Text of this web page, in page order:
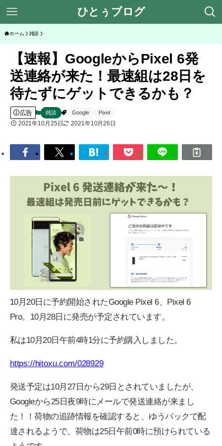
ひとぅブログ
ホーム 雑談
【速報】GoogleからPixel 6発
送連絡が来た！最速組は28日を
待たずにゲットできるかも？
広告 雑談 Google Pixel
2021年10月25日 2021年10月26日
10月20日に予約開始されたGoogle Pixel 6、Pixel 6
Pro。10月28日に発売が予定されています。
私は10月20日午前4時1分に予約購入しました。
https://hitoxu.com/028929
発送予定は10月27日から29日とされていましたが、
Googleから25日夜9時にメールで発送連絡が来まし
た！！荷物の追跡情報を確認すると、ゆうパックで配
達されるようで、荷物は25日午前0時に預けられている